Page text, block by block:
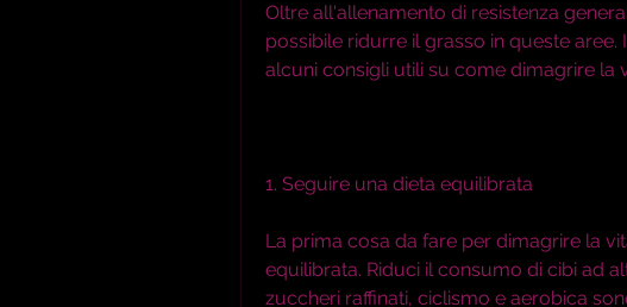
Oltre all'allenamento di resistenza
possibile ridurre il grasso in queste
alcuni consigli utili su come dimagrire la
1. Seguire una dieta equilibrata
La prima cosa da fare per dimagrire la
equilibrata. Riduci il consumo di cibi ad
zuccheri raffinati, ciclismo e aerobica